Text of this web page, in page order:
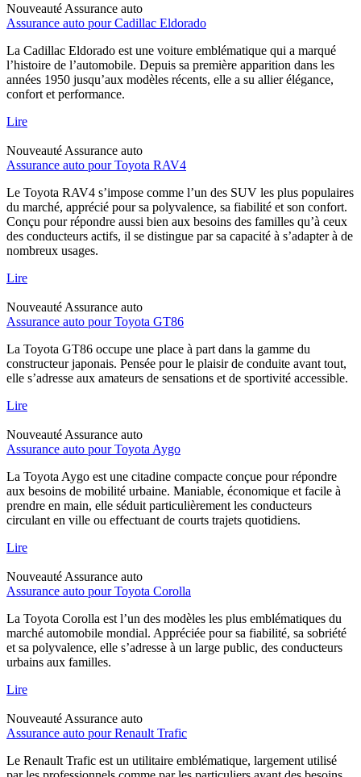
Nouveauté Assurance auto
Assurance auto pour Cadillac Eldorado
La Cadillac Eldorado est une voiture emblématique qui a marqué
l’histoire de l’automobile. Depuis sa première apparition dans les
années 1950 jusqu’aux modèles récents, elle a su allier élégance,
confort et performance.
Lire
Nouveauté Assurance auto
Assurance auto pour Toyota RAV4
Le Toyota RAV4 s’impose comme l’un des SUV les plus populaires
du marché, apprécié pour sa polyvalence, sa fiabilité et son confort.
Conçu pour répondre aussi bien aux besoins des familles qu’à ceux
des conducteurs actifs, il se distingue par sa capacité à s’adapter à de
nombreux usages.
Lire
Nouveauté Assurance auto
Assurance auto pour Toyota GT86
La Toyota GT86 occupe une place à part dans la gamme du
constructeur japonais. Pensée pour le plaisir de conduite avant tout,
elle s’adresse aux amateurs de sensations et de sportivité accessible.
Lire
Nouveauté Assurance auto
Assurance auto pour Toyota Aygo
La Toyota Aygo est une citadine compacte conçue pour répondre
aux besoins de mobilité urbaine. Maniable, économique et facile à
prendre en main, elle séduit particulièrement les conducteurs
circulant en ville ou effectuant de courts trajets quotidiens.
Lire
Nouveauté Assurance auto
Assurance auto pour Toyota Corolla
La Toyota Corolla est l’un des modèles les plus emblématiques du
marché automobile mondial. Appréciée pour sa fiabilité, sa sobriété
et sa polyvalence, elle s’adresse à un large public, des conducteurs
urbains aux familles.
Lire
Nouveauté Assurance auto
Assurance auto pour Renault Trafic
Le Renault Trafic est un utilitaire emblématique, largement utilisé